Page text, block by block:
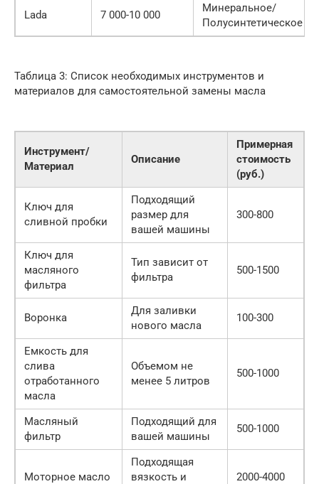
Lada 7 000-10 000
Минеральное/
Полусинтетическое
Таблица 3: Список необходимых инструментов и
материалов для самостоятельной замены масла
Инструмент/
Материал
Описание
Примерная
стоимость
(руб.)
Ключ для
сливной пробки
Подходящий
размер для
вашей машины
300-800
Ключ для
масляного
фильтра
Тип зависит от
фильтра
500-1500
Воронка
Для заливки
нового масла
100-300
Емкость для
слива
отработанного
масла
Объемом не
менее 5 литров
500-1000
Масляный
фильтр
Подходящий для
вашей машины
500-1000
Моторное масло
Подходящая
вязкость и
2000-4000